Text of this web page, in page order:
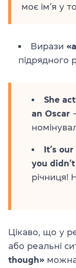
моє ім’я у
Вирази
підрядного
She
an Oscar
It’s
you
річниця!
Цікаво, що у
або реальні
though» можна